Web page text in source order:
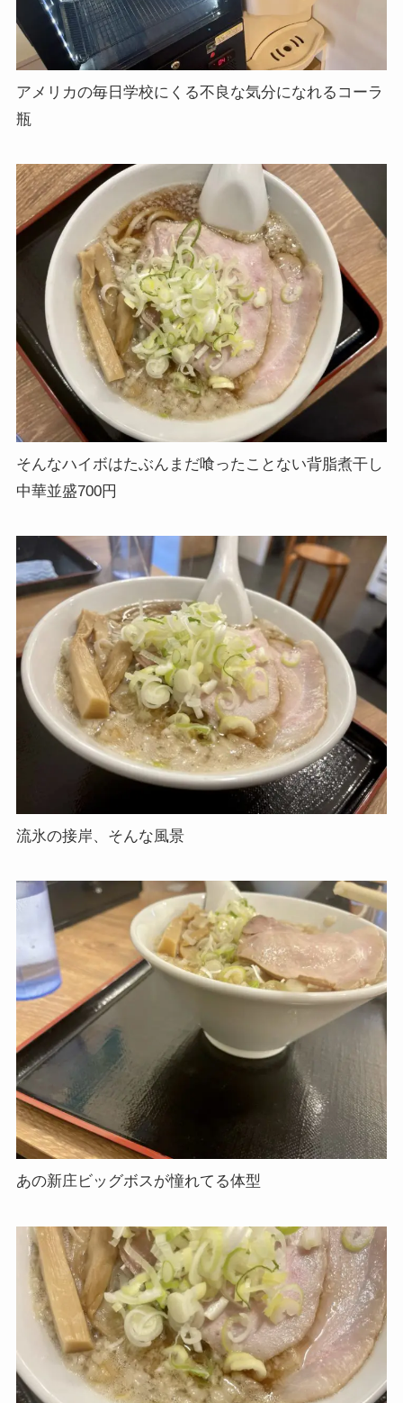
アメリカの毎日学校にくる不良な気分になれるコーラ
瓶
そんなハイボはたぶんまだ喰ったことない背脂煮干し
中華並盛700円
流氷の接岸、そんな風景
あの新庄ビッグボスが憧れてる体型